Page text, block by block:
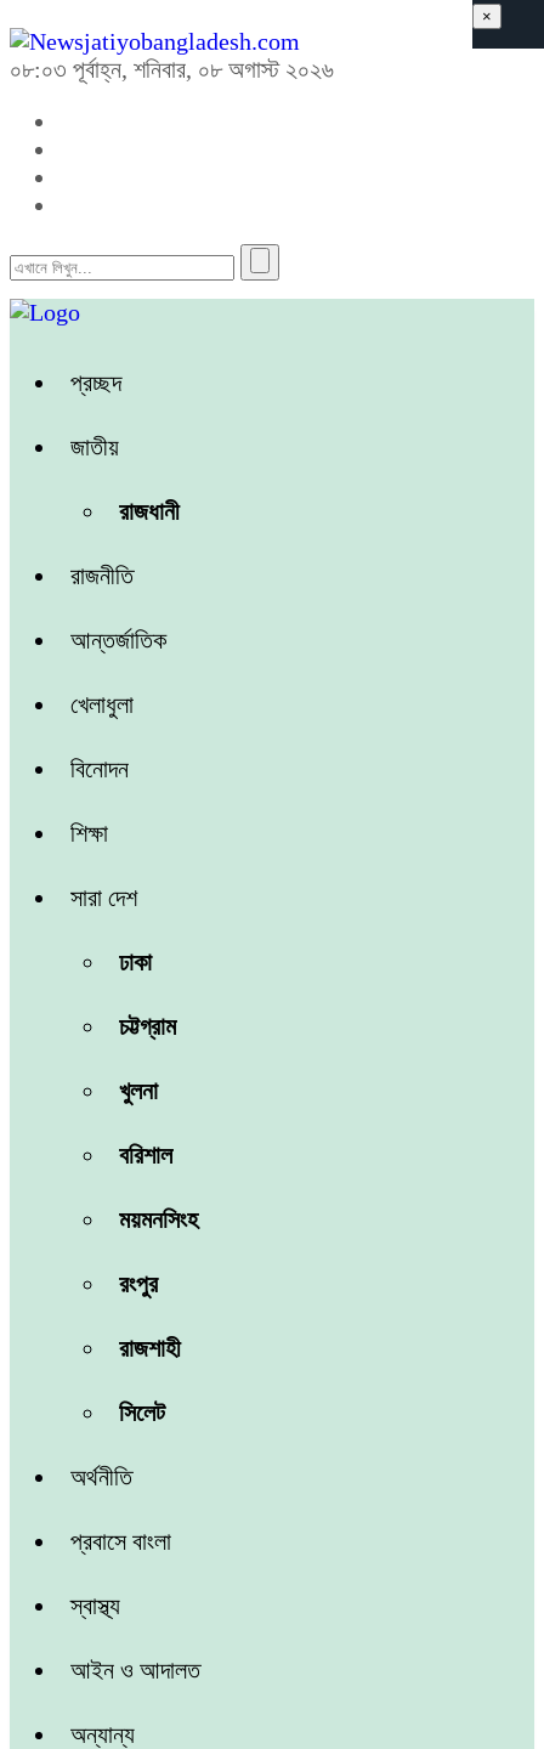
০৮:০৩ পূর্বাহ্ন, শনিবার, ০৮ অগাস্ট ২০২৬
প্রচ্ছদ
জাতীয়
রাজধানী
রাজনীতি
আন্তর্জাতিক
খেলাধুলা
বিনোদন
শিক্ষা
সারা দেশ
ঢাকা
চট্টগ্রাম
খুলনা
বরিশাল
ময়মনসিংহ
রংপুর
রাজশাহী
সিলেট
অর্থনীতি
প্রবাসে বাংলা
স্বাস্থ্য
আইন ও আদালত
অন্যান্য
×